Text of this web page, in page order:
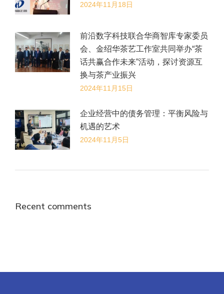
2024年11月18日
前沿数字科技联合华商智库专家委员
会、金绍华茶艺工作室共同举办“茶
话共赢合作未来”活动，探讨资源互
换与茶产业振兴
2024年11月15日
企业经营中的债务管理：平衡风险与
机遇的艺术
2024年11月5日
Recent comments